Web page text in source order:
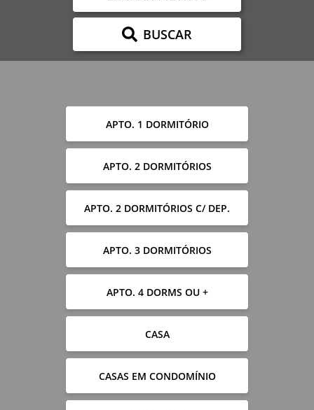
BUSCAR
APTO. 1 DORMITÓRIO
APTO. 2 DORMITÓRIOS
APTO. 2 DORMITÓRIOS C/ DEP.
APTO. 3 DORMITÓRIOS
APTO. 4 DORMS OU +
CASA
CASAS EM CONDOMÍNIO